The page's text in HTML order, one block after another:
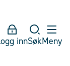
innSøkMeny